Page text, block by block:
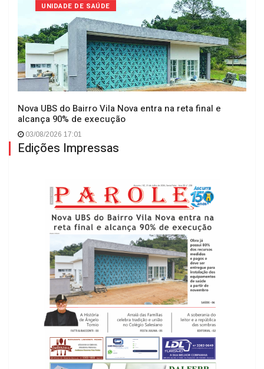
UNIDADE DE SAÚDE
Nova UBS do Bairro Vila Nova entra na reta final e
alcança 90% de execução
03/08/2026 17:01
Edições Impressas